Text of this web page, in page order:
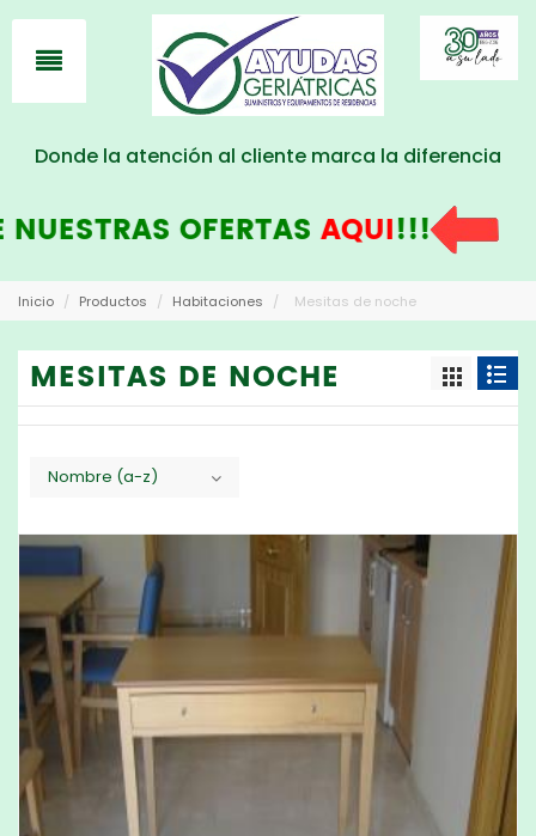
Donde la atención al cliente marca la diferencia
OFERTASAQUI!!!
Inicio / Productos / Habitaciones / Mesitas de noche
MESITAS DE NOCHE
Nombre (a-z)